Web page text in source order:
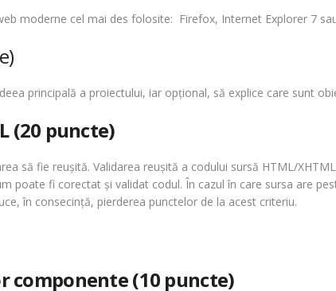
moderne cel mai des folosite: Firefox, Internet Explorer 7
principală a proiectului, iar opţional, să explice care sunt
(20 puncte)
să fie reuşită. Validarea reuşită a codului sursă HTML/
poate fi corectat şi validat codul. În cazul în care sursa are
în consecinţă, pierderea punctelor de la acest criteriu.
componente (10 puncte)